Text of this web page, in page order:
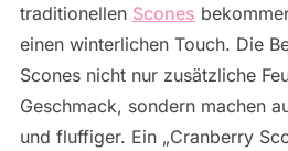
traditionellen Scones
einen winterlichen Touch. Die
Scones nicht nur zusätzliche
Geschmack, sondern machen
und fluffiger. Ein „Cranberry